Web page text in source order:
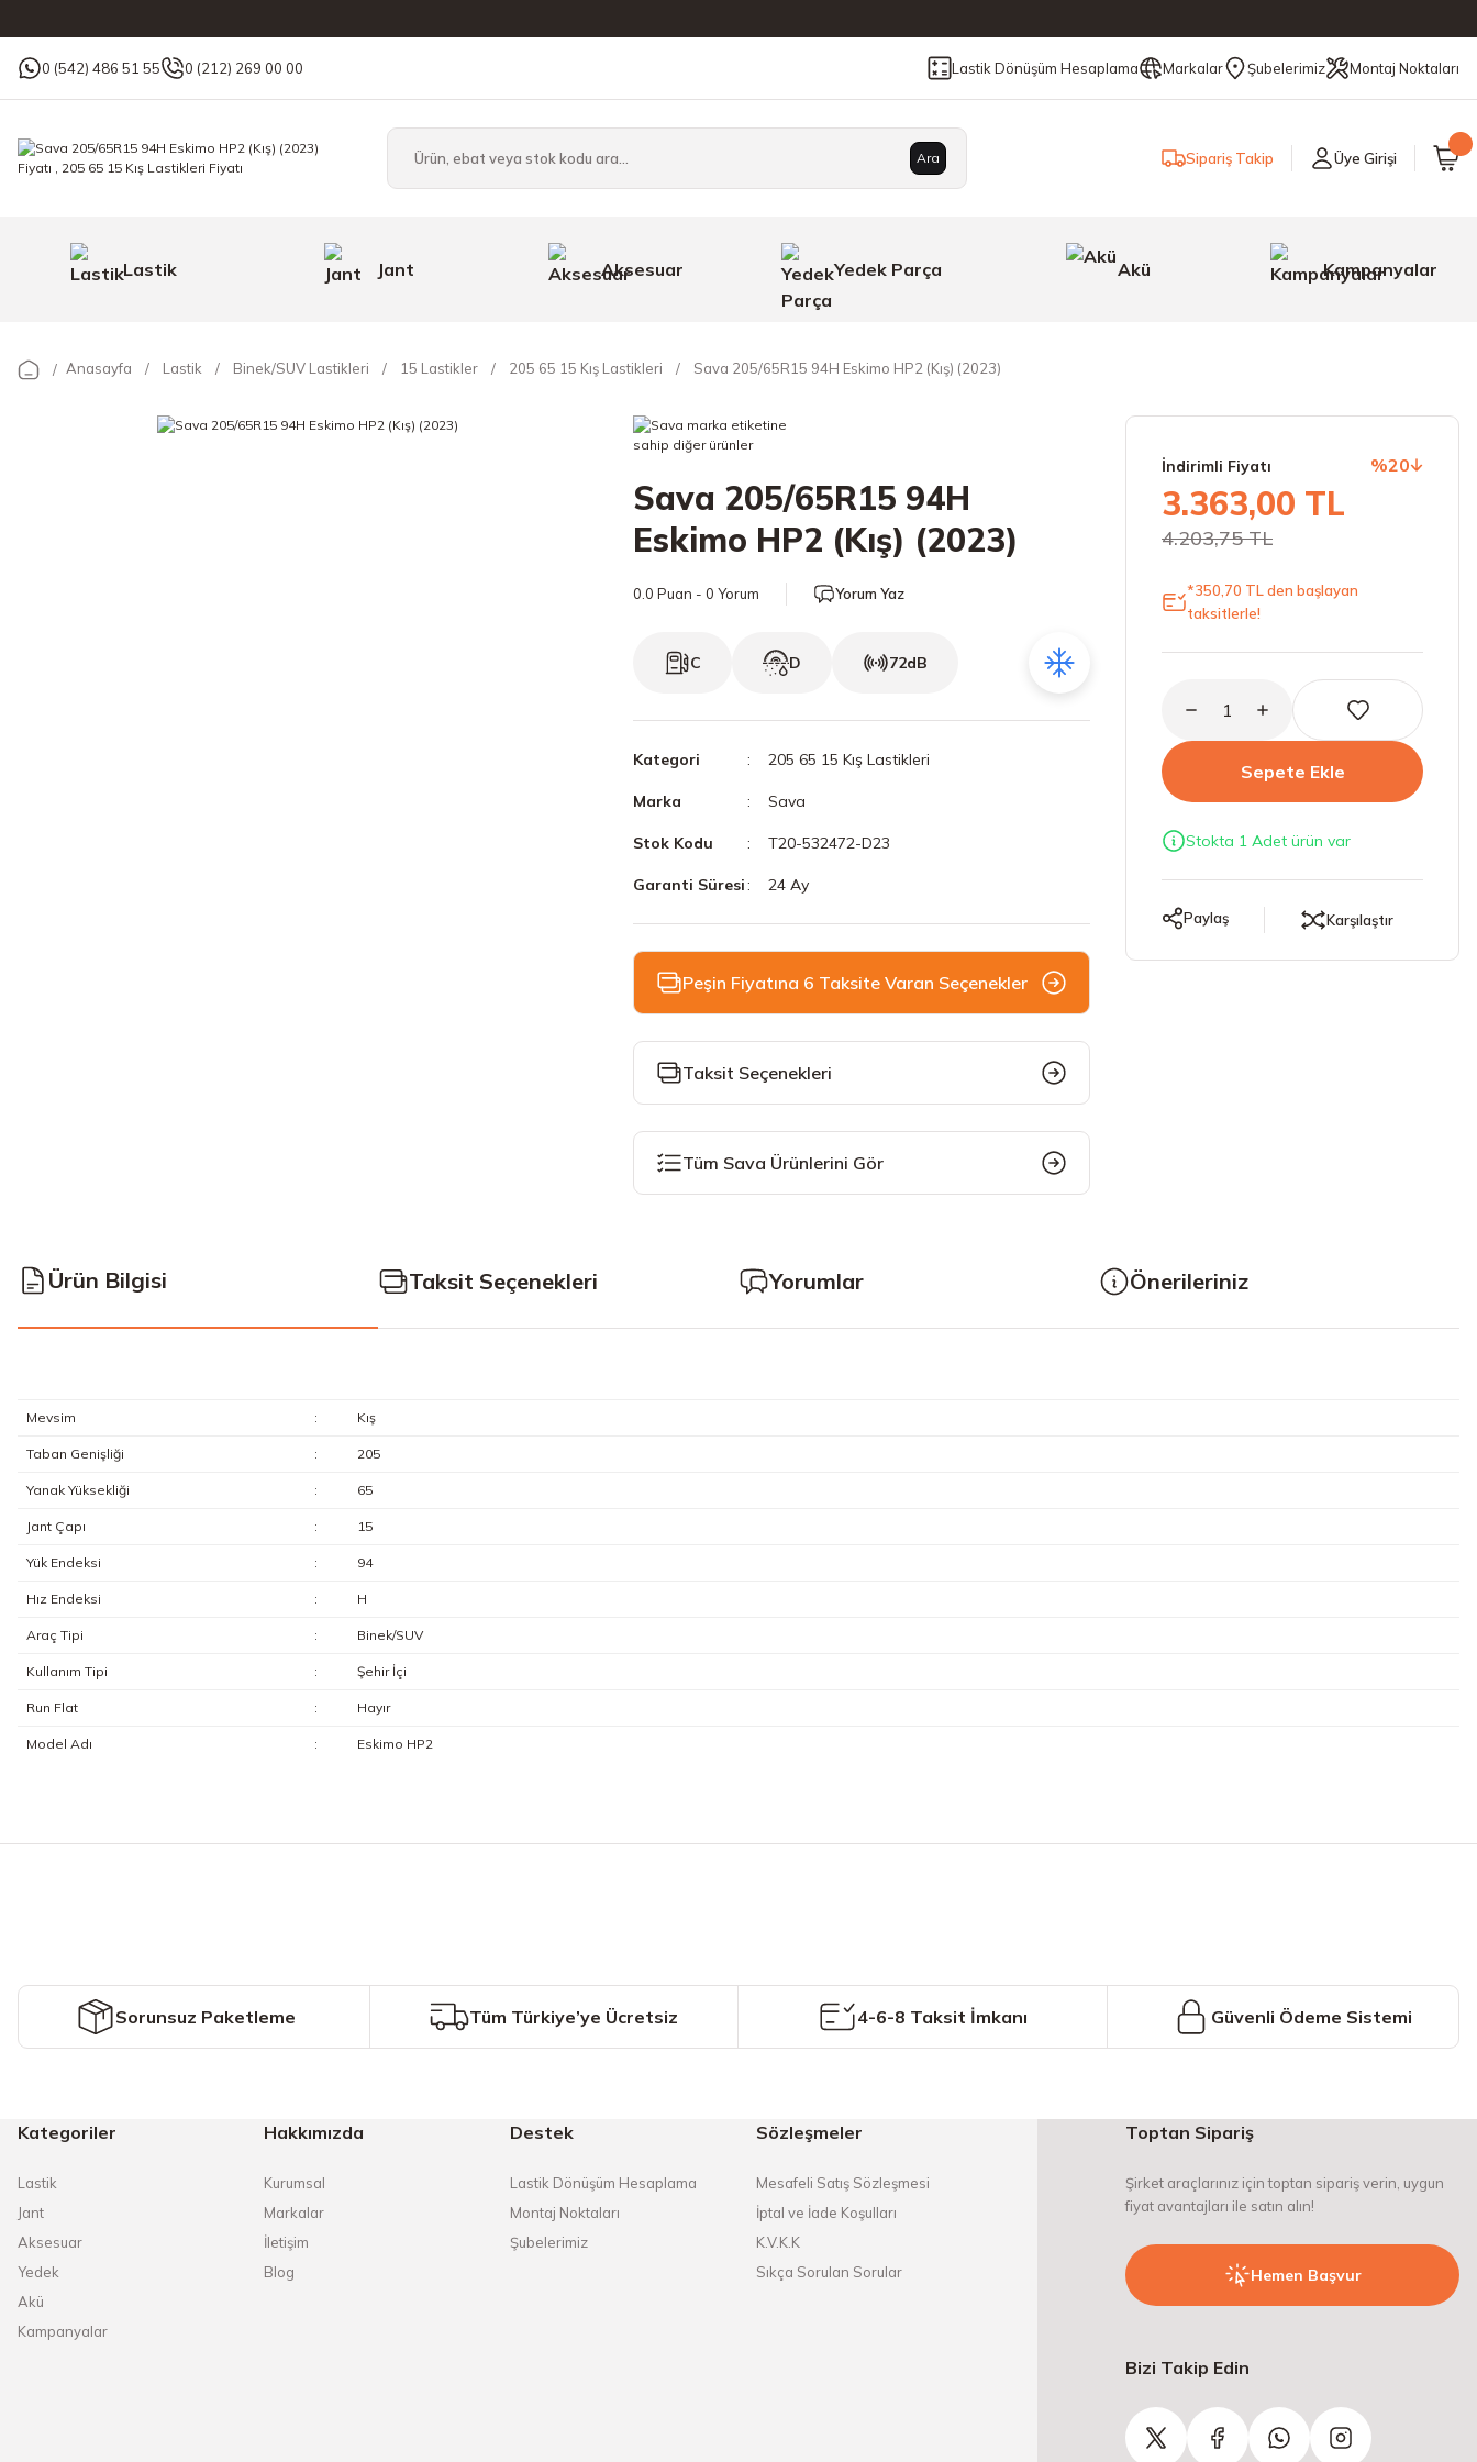
0 (542) 486 51 55 0 (212) 269 00 00 Lastik Dönüşüm Hesaplama Markalar Şubelerimiz Montaj Noktaları
Ara Sipariş Takip Üye Girişi
Lastik Jant Aksesuar Yedek Parça Akü Kampanyalar
Anasayfa Lastik Binek/SUV Lastikleri 15 Lastikler 205 65 15 Kış Lastikleri Sava 205/65R15 94H Eskimo HP2 (Kış) (2023)
Sava 205/65R15 94H
Eskimo HP2 (Kış) (2023)
0.0 Puan - 0 Yorum Yorum Yaz
C D 72dB
Kategori 205 65 15 Kış Lastikleri
Marka Sava
Stok Kodu T20-532472-D23
Garanti Süresi 24 Ay
Peşin Fiyatına 6 Taksite Varan Seçenekler
Taksit Seçenekleri
Tüm Sava Ürünlerini Gör
İndirimli Fiyatı %20
3.363,00 TL
4.203,75 TL
*350,70 TL den başlayan
taksitlerle!
Sepete Ekle
Stokta 1 Adet ürün var
Paylaş Karşılaştır
Ürün Bilgisi Taksit Seçenekleri Yorumlar Önerileriniz
Mevsim : Kış
Taban Genişliği : 205
Yanak Yüksekliği : 65
Jant Çapı : 15
Yük Endeksi : 94
Hız Endeksi : H
Araç Tipi : Binek/SUV
Kullanım Tipi : Şehir İçi
Run Flat : Hayır
Model Adı : Eskimo HP2
Ürün fiyatı diğer sitelerden daha pahalı.
Bu ürüne benzer farklı alternatifler olmalı.
Sorunsuz Paketleme Tüm Türkiye’ye Ücretsiz 4-6-8 Taksit İmkanı Güvenli Ödeme Sistemi
Kategoriler
Lastik
Jant
Aksesuar
Yedek
Akü
Kampanyalar
Hakkımızda
Kurumsal
Markalar
İletişim
Blog
Destek
Lastik Dönüşüm Hesaplama
Montaj Noktaları
Şubelerimiz
Sözleşmeler
Mesafeli Satış Sözleşmesi
İptal ve İade Koşulları
K.V.K.K
Sıkça Sorulan Sorular
Toptan Sipariş
Şirket araçlarınız için toptan sipariş verin, uygun
fiyat avantajları ile satın alın!
Hemen Başvur
Bizi Takip Edin